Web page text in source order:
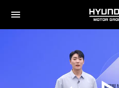
전체
HYUNDAI
MOTOR